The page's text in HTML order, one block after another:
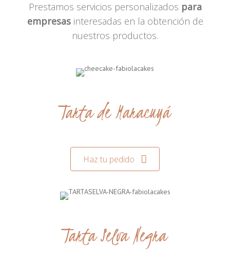
Prestamos servicios personalizados para
empresasinteresadas en la obtención de
nuestros productos.
Tarta de Maracuyá
Haz tu pedido
Tarta Selva Negra